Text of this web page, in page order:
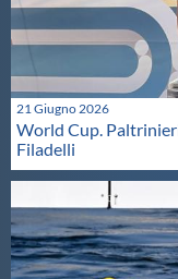
21 Giugno 2026
World Cup.
Filadelli